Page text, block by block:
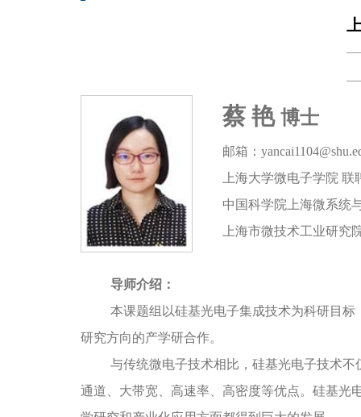
蔡艳博士
邮箱：
上海大学微电子学院 联
中国科学院上海微系统
上海市微技术工业研究
导师介绍：
本课题组以硅基光电子集成技术为科研目
研究方向的产学研合作。
与传统微电子技术相比，硅基光电子技术
通道、大带宽、高速率、高密度等优点。硅基光